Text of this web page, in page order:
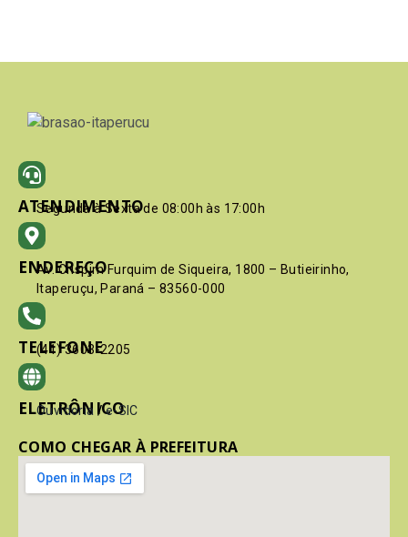
ATENDIMENTO
Segunda à Sexta de 08:00h às 17:00h
ENDEREÇO
Av. Crispim Furquim de Siqueira, 1800 – Butieirinho,
Itaperuçu, Paraná – 83560-000
TELEFONE
(41) 3603-2205
ELETRÔNICO
Ouvidoria / e-SIC
COMO CHEGAR À PREFEITURA